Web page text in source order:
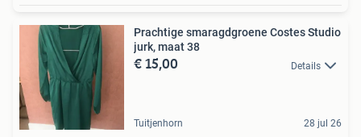
Prachtige smaragdgroene Costes Studio
jurk, maat 38
€ 15,00 Details
Tuitjenhorn 28 jul 26